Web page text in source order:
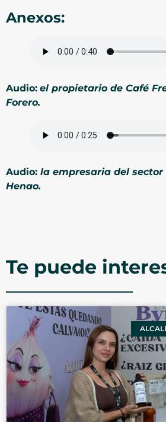
Anexos:
Audio: el propietario de Café
Forero.
Audio: la empresaria del
Henao.
Te puede